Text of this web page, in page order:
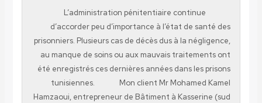
L’administration pénitentiaire continue
d’accorder peu d’importance à l’état de santé des
prisonniers. Plusieurs cas de décès dus à la négligence,
au manque de soins ou aux mauvais traitements ont
été enregistrés ces dernières années dans les prisons
tunisiennes. Mon client Mr Mohamed Kamel
Hamzaoui, entrepreneur de Bâtiment à Kasserine (sud